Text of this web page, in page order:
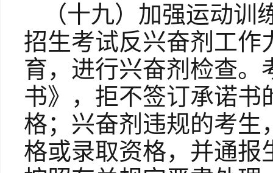
（十九）加强运动
招生考试反兴奋剂工作
育，进行兴奋剂检查。
书》，拒不签订承诺书
格；兴奋剂违规的考生
格或录取资格，并通报